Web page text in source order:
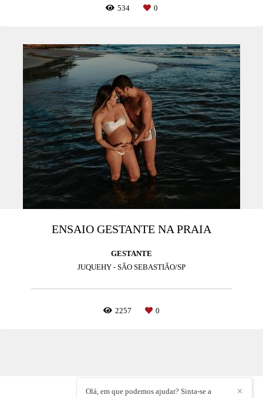
534 0
ENSAIO GESTANTE NA PRAIA
GESTANTE
JUQUEHY - SÃO SEBASTIÃO/SP
2257 0
✕
Olá, em que podemos ajudar? Sinta-se a